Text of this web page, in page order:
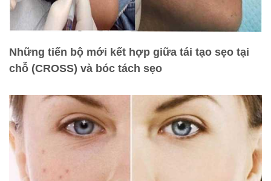
Những tiến bộ mới kết hợp giữa tái tạo sẹo tại
chỗ (CROSS) và bóc tách sẹo